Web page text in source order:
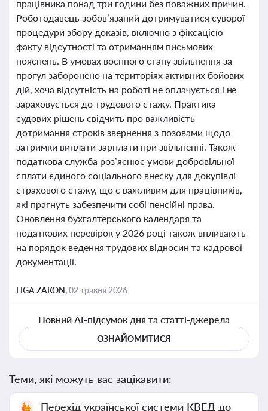
працівника понад три години без поважних причин.
Роботодавець зобов’язаний дотримуватися суворої
процедури збору доказів, включно з фіксацією
факту відсутності та отриманням письмових
пояснень. В умовах воєнного стану звільнення за
прогул заборонено на територіях активних бойових
дій, хоча відсутність на роботі не оплачується і не
зараховується до трудового стажу. Практика
судових рішень свідчить про важливість
дотримання строків звернення з позовами щодо
затримки виплати зарплати при звільненні. Також
податкова служба роз’яснює умови добровільної
сплати єдиного соціального внеску для докупівлі
страхового стажу, що є важливим для працівників,
які прагнуть забезпечити собі пенсійні права.
Оновлення бухгалтерського календаря та
податкових перевірок у 2026 році також впливають
на порядок ведення трудових відносин та кадрової
документації.
LIGA ZAKON,02 травня 2026
Повний AI-підсумок дня та статті-джерела
ОЗНАЙОМИТИСЯ
Теми, які можуть вас зацікавити:
Перехід української системи КВЕД до